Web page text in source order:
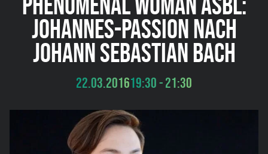
JOHANNES-PASSION NACH
JOHANN SEBASTIAN BACH
22.03.201619:30 - 21:30